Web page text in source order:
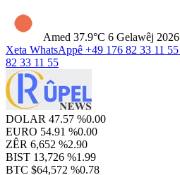
Amed 37.9°C 6 Gelawêj 2026
Xeta WhatsAppê +49 176 82 33 11 55
82 33 11 55
DOLAR 47.57 %0.00
EURO 54.91 %0.00
ZÊR 6,652 %2.90
BIST 13,726 %1.99
BTC $64,572 %0.78